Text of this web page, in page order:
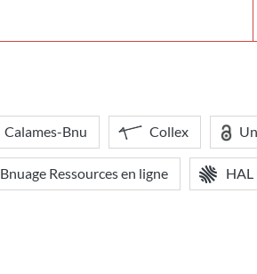
Calames-Bnu Collex
Bnuage Ressources en ligne HAL